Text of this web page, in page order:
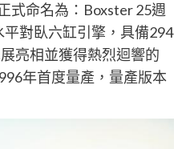
式命名為：Boxster 25週
對臥六缸引擎，具備294
亮相並獲得熱烈迴響的
年首度量產，量產版本